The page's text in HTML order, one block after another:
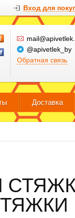
Вход для
@apivetlek_by
Обратная связь
Доставка